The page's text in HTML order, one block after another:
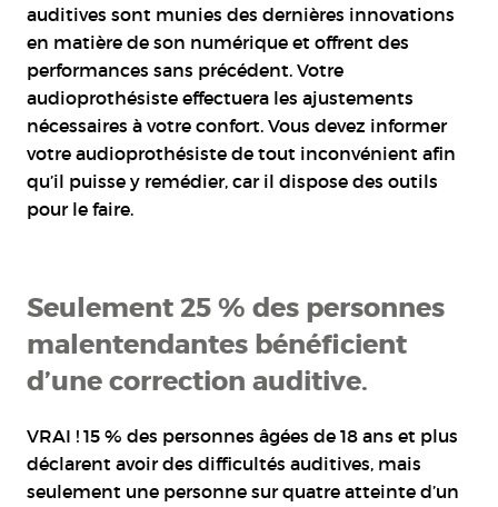
auditives sont munies des dernières innovations
en matière de son numérique et offrent des
performances sans précédent. Votre
audioprothésiste effectuera les ajustements
nécessaires à votre confort. Vous devez informer
votre audioprothésiste de tout inconvénient afin
qu’il puisse y remédier, car il dispose des outils
pour le faire.
Seulement 25 % des personnes
malentendantes bénéficient
d’une correction auditive.
VRAI ! 15 % des personnes âgées de 18 ans et plus
déclarent avoir des difficultés auditives, mais
seulement une personne sur quatre atteinte d’un